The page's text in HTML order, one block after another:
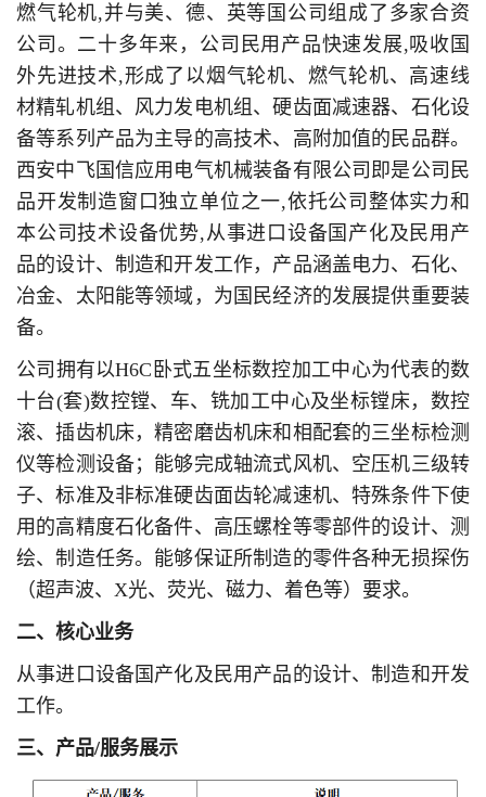
燃气轮机,并与美、德、英等国公司组成了多家合资
公司。二十多年来，公司民用产品快速发展,吸收国
外先进技术,形成了以烟气轮机、燃气轮机、高速线
材精轧机组、风力发电机组、硬齿面减速器、石化设
备等系列产品为主导的高技术、高附加值的民品群。
西安中飞国信应用电气机械装备有限公司即是公司民
品开发制造窗口独立单位之一,依托公司整体实力和
本公司技术设备优势,从事进口设备国产化及民用产
品的设计、制造和开发工作，产品涵盖电力、石化、
冶金、太阳能等领域，为国民经济的发展提供重要装
备。
公司拥有以H6C卧式五坐标数控加工中心为代表的数
十台(套)数控镗、车、铣加工中心及坐标镗床，数控
滚、插齿机床，精密磨齿机床和相配套的三坐标检测
仪等检测设备；能够完成轴流式风机、空压机三级转
子、标准及非标准硬齿面齿轮减速机、特殊条件下使
用的高精度石化备件、高压螺栓等零部件的设计、测
绘、制造任务。能够保证所制造的零件各种无损探伤
（超声波、X光、荧光、磁力、着色等）要求。
二、核心业务
从事进口设备国产化及民用产品的设计、制造和开发
工作。
三、产品/服务展示